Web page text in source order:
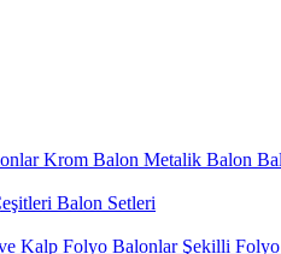
Krom Balon Metalik Balon
Balon Setleri
Kalp Folyo BalonlarŞekilli